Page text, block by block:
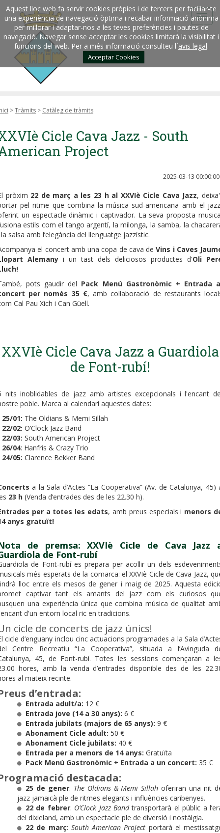
Aquest lloc web fa servir cookies pròpies i de tercers per faciliar-te
una experiència de navegació òptima i recabar informació anònima
per millorar i adaptar-nos a les teves preferències i pautes de
navegació. Navegar sense acceptar les cookies limitarà la visibilitat i
funcions del web. Per a més informació consulteu l´avis legal.
Acceptar Cookies
>Tràmits > Catàleg de tràmits
Cicle Cava Jazz - South
Project
2025-03-13 00:00:00
pròxim 22 de març a les 23 h al XXVIè Cicle Cava Jazz,
pel ritme que combina la música sud-americana amb el
un espectacle dinàmic i captivador. La seva proposta
estils com el tango argentí, la milonga, la samba, la
salsa amb l’elegància del llenguatge jazzístic.
el concert amb una copa de cava deVins i Caves
Alemany i un tast dels deliciosos productes d'Oli
pots gaudir del Pack Menú Gastronòmic + Entrada
per només 35 €, amb col·laboració de restaurants
Cal Pau Xich i Can Güell.
XXVIè Cicle Cava Jazz a Guardiola
de Font-rubí!
nits inoblidables de jazz amb artistes excepcionals i l'encant
poble. Marca al calendari aquestes dates:
25/01: The Oldians & Memi Sillah
22/02: O’Clock Jazz Band
22/03: South American Project
26/04: Hanfris & Crazy Trio
24/05: Clarence Bekker Band
a la Sala d’Actes “La Cooperativa” (Av. de Catalunya, 45)
23 h (Venda d’entrades des de les 22.30 h).
per a totes les edats, amb preus especials i menors
anys gratuït!
de premsa: XXVIè Cicle de Cava Jazz
de Font-rubí
de Font-rubí es prepara per acollir un dels
més esperats de la comarca: el XXVIè Cicle de Cava Jazz,
lloc entre els mesos de gener i maig de 2025. Aquesta
captivar tant els amants del jazz com els curiosos
una experiència única que combina música de qualitat
d'un entorn local ric en tradicions.
cicle de concerts de jazz únics!
cicle d’enguany inclou cinc actuacions programades a la Sala
Centre Recreatiu “La Cooperativa”, situada a l’Avinguda
45, de Font-rubí. Totes les sessions començaran a
hores, amb la venda d’entrades disponible des de les
al mateix recinte.
d’entrada:
Entrada adult/a: 12 €
Entrada jove (14 a 30 anys): 6 €
Entrada jubilats (majors de 65 anys): 9 €
Abonament Cicle adult: 50 €
Abonament Cicle jubilats: 40 €
Entrada per a menors de 14 anys: Gratuïta
Pack Menú Gastronòmic + Entrada a un concert: 35 €
destacada:
25 de gener: The Oldians & Memi Sillah oferiran una nit
jazz jamaicà ple de ritmes elegants i influències caribenyes.
22 de febrer: O’Clock Jazz Bandtransportarà el públic a
del dixieland, amb un espectacle ple de diversió i nostàlgia.
22 de març: South American Project portarà el